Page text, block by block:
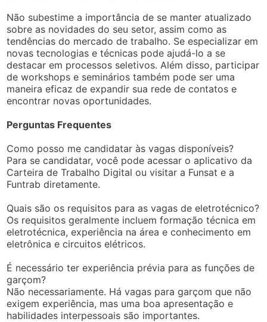
Não subestime a importância de se manter atualizado
sobre as novidades do seu setor, assim como as
tendências do mercado de trabalho. Se especializar em
novas tecnologias e técnicas pode ajudá-lo a se
destacar em processos seletivos. Além disso, participar
de workshops e seminários também pode ser uma
maneira eficaz de expandir sua rede de contatos e
encontrar novas oportunidades.
Perguntas Frequentes
Como posso me candidatar às vagas disponíveis?
Para se candidatar, você pode acessar o aplicativo da
Carteira de Trabalho Digital ou visitar a Funsat e a
Funtrab diretamente.
Quais são os requisitos para as vagas de eletrotécnico?
Os requisitos geralmente incluem formação técnica em
eletrotécnica, experiência na área e conhecimento em
eletrônica e circuitos elétricos.
É necessário ter experiência prévia para as funções de
garçom?
Não necessariamente. Há vagas para garçom que não
exigem experiência, mas uma boa apresentação e
habilidades interpessoais são importantes.